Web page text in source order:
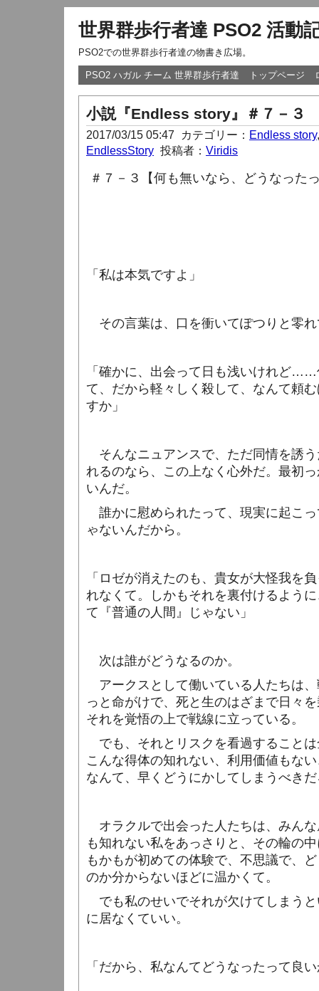
世界群歩行者達 PSO2 活動
PSO2での世界群歩行者達の物書き広場。
PSO2 ハガル チーム 世界群歩行者達 トップページ
小説『Endless story』＃７－３
2017/03/15 05:47 カテゴリー： Endless story
EndlessStory 投稿者： Viridis
＃７－３【何も無いなら、どうなった
「私は本気ですよ」
その言葉は、口を衝いてぽつりと零
「確かに、出会って日も浅いけれど
て、だから軽々しく殺して、なんて頼
すか」
そんなニュアンスで、ただ同情を誘
れるのなら、この上なく心外だ。最初
いんだ。
誰かに慰められたって、現実に起こ
ゃないんだから。
「ロゼが消えたのも、貴女が大怪我を
れなくて。しかもそれを裏付けるよう
て『普通の人間』じゃない」
次は誰がどうなるのか。
アークスとして働いている人たちは
っと命がけで、死と生のはざまで日々
それを覚悟の上で戦線に立っている。
でも、それとリスクを看過すること
こんな得体の知れない、利用価値もな
なんて、早くどうにかしてしまうべき
オラクルで出会った人たちは、みん
も知れない私をあっさりと、その輪の
もかもが初めての体験で、不思議で、
のか分からないほどに温かくて。
でも私のせいでそれが欠けてしまう
に居なくていい。
「だから、私なんてどうなったって